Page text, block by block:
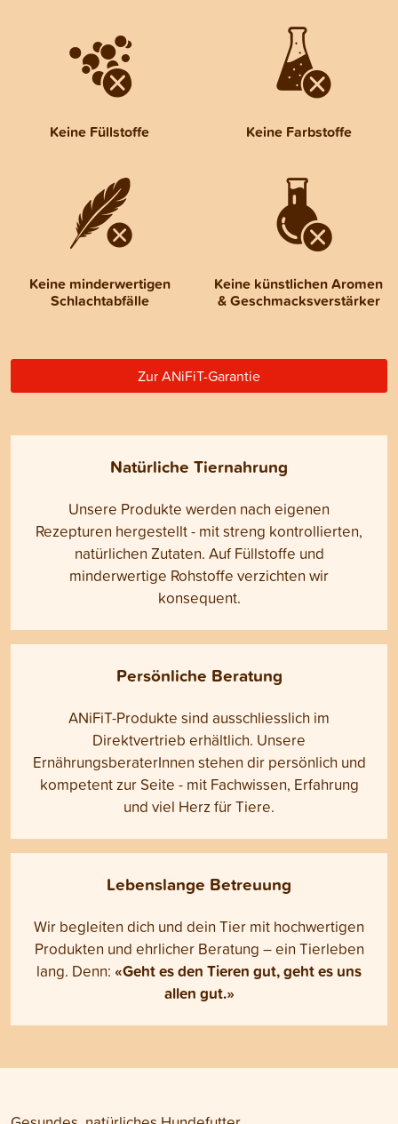
Keine Füllstoffe Keine Farbstoffe
Keine minderwertigen
Schlachtabfälle
Keine künstlichen Aromen
& Geschmacksverstärker
Zur ANiFiT-Garantie
Natürliche Tiernahrung
Unsere Produkte werden nach eigenen
Rezepturen hergestellt - mit streng kontrollierten,
natürlichen Zutaten. Auf Füllstoffe und
minderwertige Rohstoffe verzichten wir
konsequent.
Persönliche Beratung
ANiFiT-Produkte sind ausschliesslich im
Direktvertrieb erhältlich. Unsere
ErnährungsberaterInnen stehen dir persönlich und
kompetent zur Seite - mit Fachwissen, Erfahrung
und viel Herz für Tiere.
Lebenslange Betreuung
Wir begleiten dich und dein Tier mit hochwertigen
Produkten und ehrlicher Beratung – ein Tierleben
lang. Denn: «Geht es den Tieren gut, geht es uns
allen gut.»